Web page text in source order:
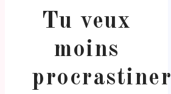
Tu veux
moins
procrastiner